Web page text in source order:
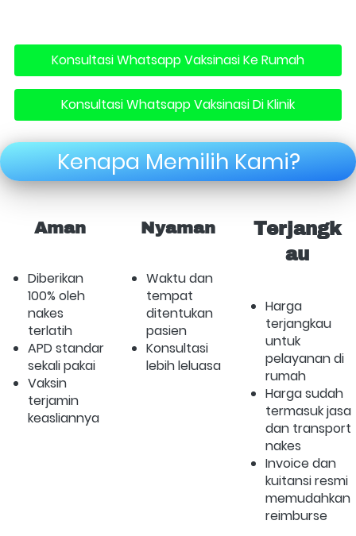
`
Konsultasi Whatsapp Vaksinasi Ke Rumah
`
Konsultasi Whatsapp Vaksinasi Di Klinik
Kenapa Memilih Kami?
Aman
Diberikan
100% oleh
nakes
terlatih
APD standar
sekali pakai
Vaksin
terjamin
keasliannya
Nyaman
Waktu dan
tempat
ditentukan
pasien
Konsultasi
lebih leluasa
Terjangk
au
Harga
terjangkau
untuk
pelayanan di
rumah
Harga sudah
termasuk jasa
dan transport
nakes
Invoice dan
kuitansi resmi
memudahkan
reimburse